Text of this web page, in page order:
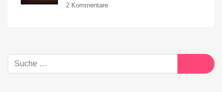
2 Kommentare